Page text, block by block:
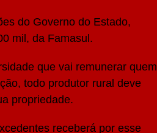
do Governo do Estado,
mil, da Famasul.
que vai remunerar quem
todo produtor rural deve
propriedade.
receberá por esse